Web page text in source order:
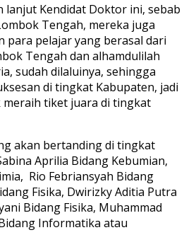
lanjut Kendidat Doktor ini, sebab
Tengah, mereka juga
para pelajar yang berasal dari
Tengah dan alhamdulilah
sudah dilaluinya, sehingga
di tingkat Kabupaten, jadi
tiket juara di tingkat
akan bertanding di tingkat
Aprilia Bidang Kebumian,
Rio Febriansyah Bidang
Fisika, Dwirizky Aditia Putra
Bidang Fisika, Muhammad
Informatika atau